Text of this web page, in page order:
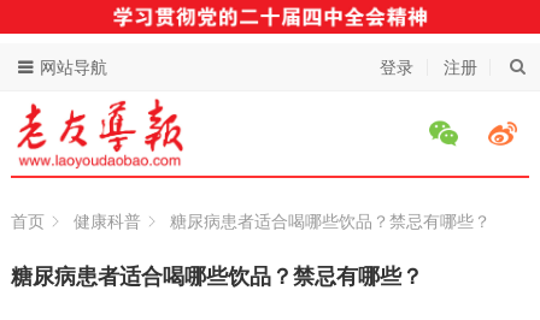
登录 注册
网站导航
首页 健康科普 糖尿病患者适合喝哪些饮品？禁忌有哪些？
糖尿病患者适合喝哪些饮品？禁忌有哪些？